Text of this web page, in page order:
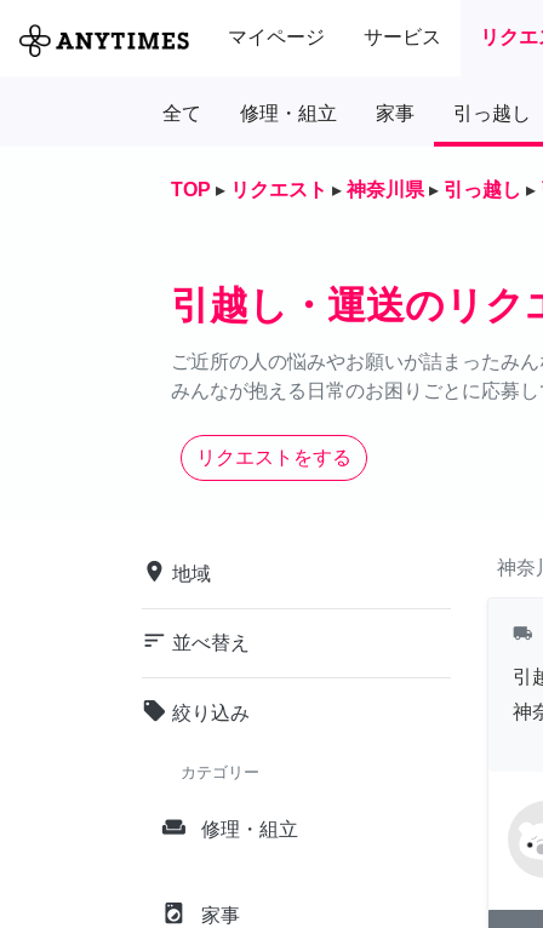
マイページ サービス リク
全て 修理・組立 家事 引っ越し
TOP ▸ リクエスト ▸ 神奈川県 ▸ 引っ越し ▸
引越し・運送のリク
ご近所の人の悩みやお願いが詰まったみ
みんなが抱える日常のお困りごとに応募
リクエストをする
place 地域
sort 並べ替え
local_offer 絞り込み
カテゴリー
weekend 修理・組立
local_laundry_service 家事
神奈
local_shipping
引
神